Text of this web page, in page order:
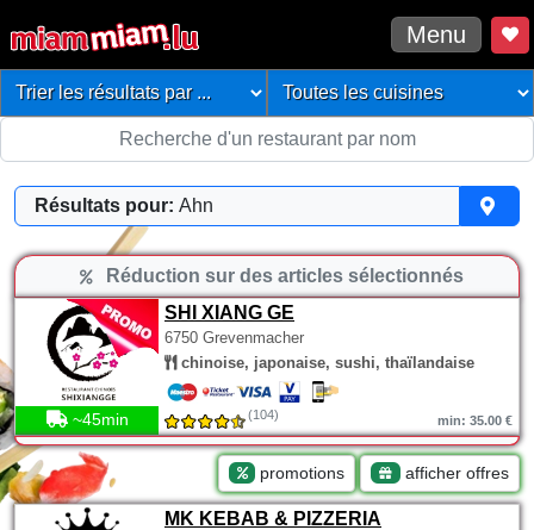
Menu
Résultats pour: Ahn
Réduction sur des articles sélectionnés
SHI XIANG GE
6750 Grevenmacher
chinoise, japonaise, sushi, thaïlandaise
~45min (104) min: 35.00 €
promotions afficher offres
MK KEBAB & PIZZERIA